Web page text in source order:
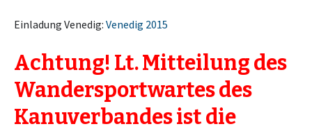
Einladung Venedig: Venedig 2015
Achtung! Lt. Mitteilung des
Wandersportwartes des
Kanuverbandes ist die